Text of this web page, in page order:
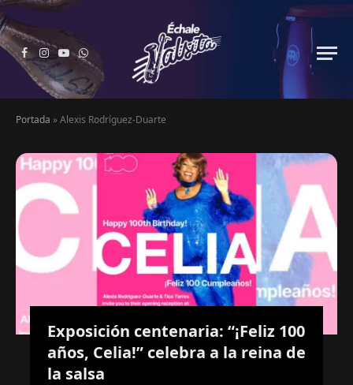
Facebook
Instagram
YouTubeWhatsApp
Portada »Alexis Rodríguez-Duarte
Exposición centenaria: “¡Feliz 100
años, Celia!” celebra a la reina de
la salsa